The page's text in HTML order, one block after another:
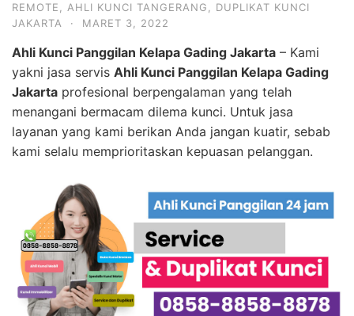
REMOTE
AHLI KUNCI TANGERANG
DUPLIKAT KUNCI
JAKARTA
· MARET 3, 2022
Ahli Kunci Panggilan Kelapa Gading Jakarta – Kami
yakni jasa servis Ahli Kunci Panggilan Kelapa Gading
Jakarta profesional berpengalaman yang telah
menangani bermacam dilema kunci. Untuk jasa
layanan yang kami berikan Anda jangan kuatir, sebab
kami selalu memprioritaskan kepuasan pelanggan.